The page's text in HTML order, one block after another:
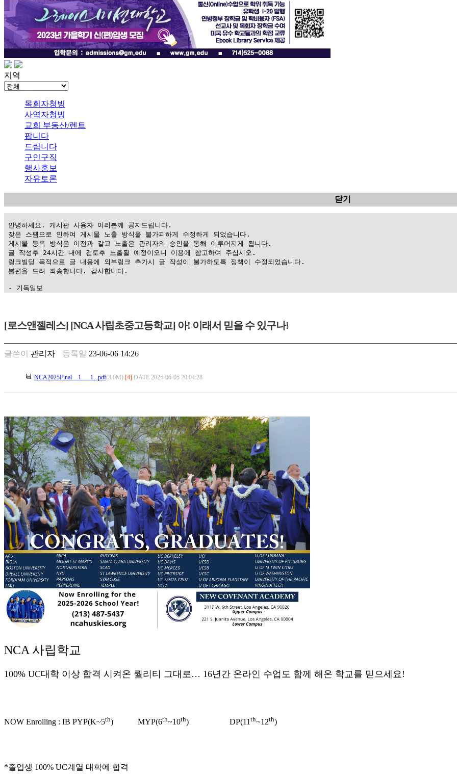
지역
목회자청빙
사역자청빙
교회 부동산/렌트
팝니다
드립니다
구인구직
행사홍보
자유토론
닫기
안녕하세요. 게시판 사용자 여러분께 공지드립니다.
잦은 스팸으로 인하여 게시물 노출 방식을 불가피하게 수정하게 되었습니다.
게시물 등록 방식은 이전과 같고 노출은 관리자의 승인을 통해 이루어지게 됩니다.
글 작성후 24시간 내에 검토후 노출될 예정이오니 이용에 참고하여 주십시오.
링크빌딩 목적으로 글 내용에 외부링크 추가시 글 작성이 불가하도록 정책이 수정되었습니다.
불편을 드려 죄송합니다. 감사합니다.
- 기독일보
만
찾
기
키
넷
주
소
minky
합
체
출
장
안
마
러
브
약
국
주
야
우
즐
비
아
프
구
부
전
[로스앤젤레스] [NCA 사립초중고등학교] 아! 이래서 믿을 수 있구나!
글쓴이 관리자 등록일 23-06-06 14:26
NCA2025Final__1___1_.pdf(3.0M) [4] DATE 2025-06-05 20:04:28
NCA 사립학교
100% UC대학 이상 합격 시켜온 퀄리티 그대로… 16년간 온라인 수업도 함께 해온 학교를 믿으세요!
NOW Enrolling : IB PYP(K~5th) MYP(6th~10th) DP(11th~12th)
*졸업생 100% UC계열 대학에 합격